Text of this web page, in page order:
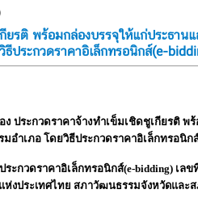
กียรติ พร้อมกล่องบรรจุให้แก่ประธ
ประกวดราคาอิเล็กทรอนิกส์(e-
ประกวดราคาจ้างทำเข็มเชิดชูเกียรติ พ
ำเภอ โดยวิธีประกวดราคาอิเล็กทรอนิกส์
ระกวดราคาอิเล็กทรอนิกส์(e-bidding) เล
ประเทศไทย สภาวัฒนธรรมจังหวัดและ